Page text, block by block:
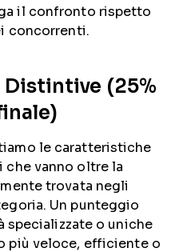
il confronto rispetto
concorrenti.
(25%
le caratteristiche
vanno oltre la
trovata negli
Un punteggio
o uniche
più veloce, efficiente o